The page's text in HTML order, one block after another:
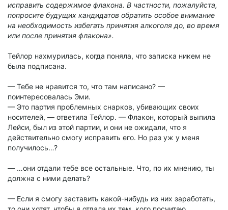
исправить содержимое флакона. В частности, пожалуйста,
попросите будущих кандидатов обратить особое внимание
на необходимость избегать принятия алкоголя до, во время
или после принятия флакона».
Тейлор нахмурилась, когда поняла, что записка никем не
была подписана.
— Тебе не нравится то, что там написано? —
поинтересовалась Эми.
— Это партия проблемных снарков, убивающих своих
носителей, — ответила Тейлор. — Флакон, который выпила
Лейси, был из этой партии, и они не ожидали, что я
действительно смогу исправить его. Но раз уж у меня
получилось…?
— …они отдали тебе все остальные. Что, по их мнению, ты
должна с ними делать?
— Если я смогу заставить какой-нибудь из них заработать,